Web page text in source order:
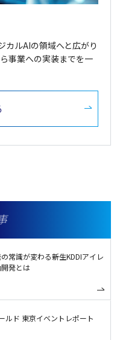
カルAIの領域へと広がり
事業への実装までを一
常識が変わる――新生KDDIアイレ
発とは
ルド 東京イベントレポート